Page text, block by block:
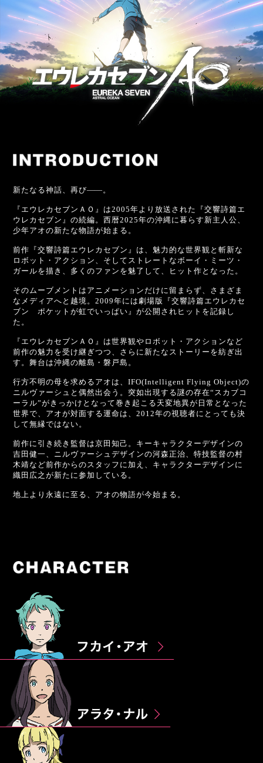
新たなる神話、再び——。
『エウレカセブンＡＯ』は2005年より放送された『交響詩篇エ
ウレカセブン』の続編。西暦2025年の沖縄に暮らす新主人公、
少年アオの新たな物語が始まる。
前作『交響詩篇エウレカセブン』は、魅力的な世界観と斬新な
ロボット・アクション、そしてストレートなボーイ・ミーツ・
ガールを描き、多くのファンを魅了して、ヒット作となった。
そのムーブメントはアニメーションだけに留まらず、さまざま
なメディアへと越境。2009年には劇場版『交響詩篇エウレカセ
ブン ポケットが虹でいっぱい』が公開されヒットを記録し
た。
『エウレカセブンＡＯ』は世界観やロボット・アクションなど
前作の魅力を受け継ぎつつ、さらに新たなストーリーを紡ぎ出
す。舞台は沖縄の離島・磐戸島。
行方不明の母を求めるアオは、IFO(Intelligent Flying Object)の
ニルヴァーシュと偶然出会う。突如出現する謎の存在“スカブコ
ーラル”がきっかけとなって巻き起こる天変地異が日常となった
世界で、アオが対面する運命は、2012年の視聴者にとっても決
して無縁ではない。
前作に引き続き監督は京田知己。キーキャラクターデザインの
吉田健一、ニルヴァーシュデザインの河森正治、特技監督の村
木靖など前作からのスタッフに加え、キャラクターデザインに
織田広之が新たに参加している。
地上より永遠に至る、アオの物語が今始まる。